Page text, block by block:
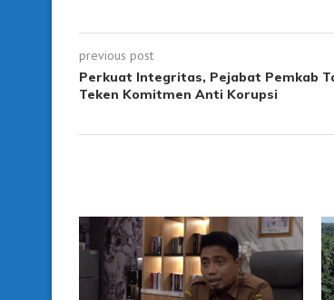
previous post
Perkuat Integritas, Pejabat Pemkab
Teken Komitmen Anti Korupsi